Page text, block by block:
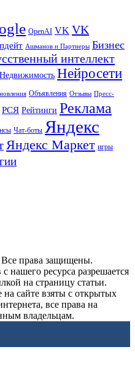
OpenAI VK VK
Ашманов и Партнеры Бизнес
интеллект
Недвижимость Нейросети
Объявления Отзывы Пресс-
РСЯ Рейтинги Реклама
Чат-боты Яндекс
Яндекс Маркет игры
права защищены.
нашего ресурса разрешается
на страницу статьи.
сайте взяты с открытых
все права на
владельцам.